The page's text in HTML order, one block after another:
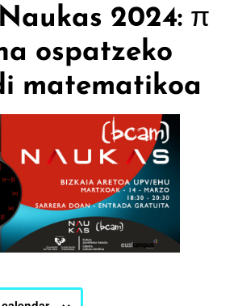
2024: π
ospatzeko
matematikoa